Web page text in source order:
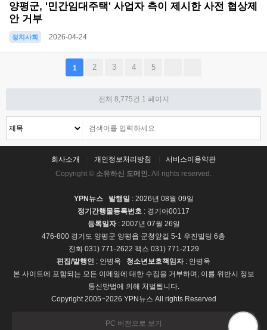
양평군, '민간임대주택' 사업자 측이 제시한 사전 협상제
안 거부
정치사회 2026-04-24
1 2 3 4 5
전체 8,775건 1 페이지
회사소개 개인정보처리방침
서비스이용약관
Copyright © 소유하신 도메인. All rights reserved.
YPN뉴스 발행일 : 2026년 08월 09일
정기간행물등록번호 : 경기아00117
등록일자: 2007년 07월 26일
476-800 경기도 양평군 양평읍 군청앞길 5-1 우진빌딩 6층
전화 031) 771-2622 팩스 031) 771-2129
편집/발행인 : 안병욱 청소년보호책임자: 안병욱
본 사이트에 포함되는 모든 이메일에 대한 수집을 거부하며, 이를 위반시 정보
통신망법에 의해 처벌됩니다.
Copyright 2005~2026 YPN뉴스 All rights Reserved
PC 버전으로 보기